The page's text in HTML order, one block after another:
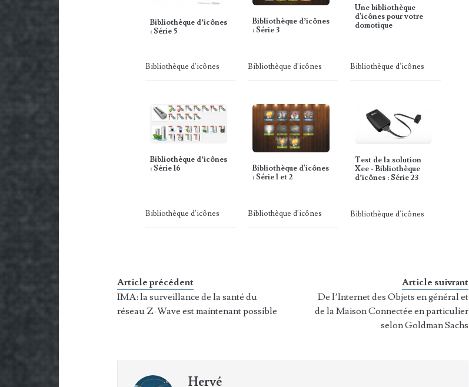
Bibliothèque d’icônes
: Série 5
Bibliothèque d'icônes
Bibliothèque d’icônes
: Série 3
Bibliothèque d'icônes
Une bibliothèque
d'icônes pour votre
domotique
Bibliothèque d'icônes
Bibliothèque d’icônes
: Série 16
Bibliothèque d'icônes
Bibliothèque d'icônes
: Série 1 et 2
Bibliothèque d'icônes
Test de la solution
Xee - Bibliothèque
d’icônes : Série 23
Bibliothèque d'icônes
Article précédent
IMA: la surveillance de la santé du
réseau Z-Wave est maintenant possible
Article suivrant
De l’Internet des Objets en général et
de la Maison Connectée en particulier
selon Goldman Sachs
Hervé